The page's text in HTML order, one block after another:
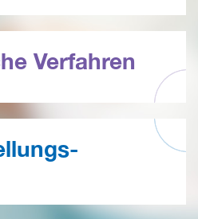
Verfahren